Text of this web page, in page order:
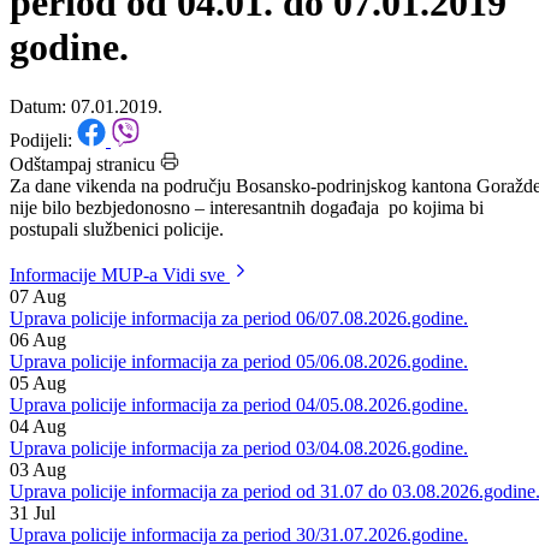
Uprava policije informacija za
period od 04.01. do 07.01.2019
godine.
Datum: 07.01.2019.
Podijeli:
Odštampaj stranicu
nije bilo bezbjedonosno – interesantnih događaja po kojima bi
postupali službenici policije.
Informacije MUP-a
07Aug
Uprava policije informacija za period 06/07.08.2026.godine.
06Aug
Uprava policije informacija za period 05/06.08.2026.godine.
05Aug
Uprava policije informacija za period 04/05.08.2026.godine.
04Aug
Uprava policije informacija za period 03/04.08.2026.godine.
03Aug